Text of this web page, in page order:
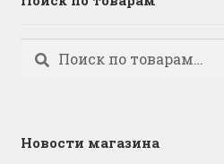
Искать:
Поиск
Новости магазина